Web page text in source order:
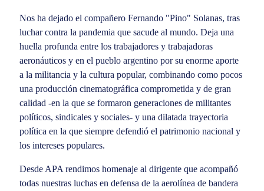
Nos ha dejado el compañero Fernando "Pino" Solanas, tras
luchar contra la pandemia que sacude al mundo. Deja una
huella profunda entre los trabajadores y trabajadoras
aeronáuticos y en el pueblo argentino por su enorme aporte
a la militancia y la cultura popular, combinando como pocos
una producción cinematográfica comprometida y de gran
calidad -en la que se formaron generaciones de militantes
políticos, sindicales y sociales- y una dilatada trayectoria
política en la que siempre defendió el patrimonio nacional y
los intereses populares.
Desde APA rendimos homenaje al dirigente que acompañó
todas nuestras luchas en defensa de la aerolínea de bandera